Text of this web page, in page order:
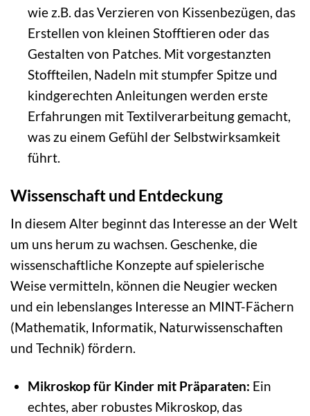
wie z.B. das Verzieren von Kissenbezügen, das
Erstellen von kleinen Stofftieren oder das
Gestalten von Patches. Mit vorgestanzten
Stoffteilen, Nadeln mit stumpfer Spitze und
kindgerechten Anleitungen werden erste
Erfahrungen mit Textilverarbeitung gemacht,
was zu einem Gefühl der Selbstwirksamkeit
führt.
Wissenschaft und Entdeckung
In diesem Alter beginnt das Interesse an der Welt
um uns herum zu wachsen. Geschenke, die
wissenschaftliche Konzepte auf spielerische
Weise vermitteln, können die Neugier wecken
und ein lebenslanges Interesse an MINT-Fächern
(Mathematik, Informatik, Naturwissenschaften
und Technik) fördern.
Mikroskop für Kinder mit Präparaten: Ein
echtes, aber robustes Mikroskop, das